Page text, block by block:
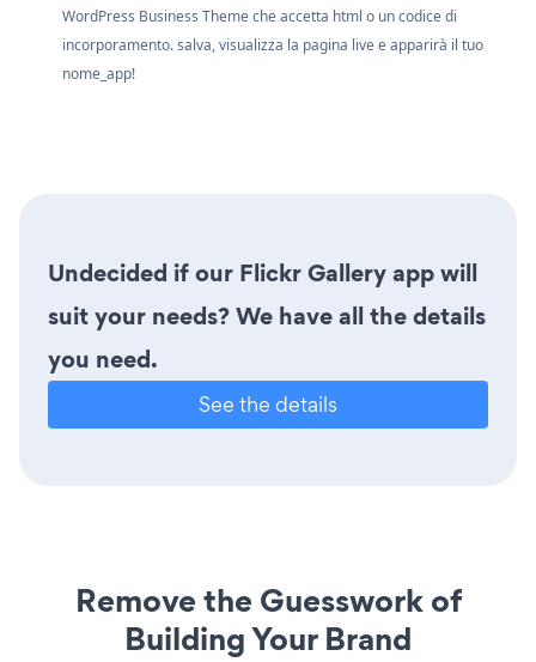
WordPress Business Theme che accetta html o un codice di
incorporamento. salva, visualizza la pagina live e apparirà il tuo
nome_app!
Undecided if our Flickr Gallery app will
suit your needs? We have all the details
you need.
See the details
Remove the Guesswork of
Building Your Brand